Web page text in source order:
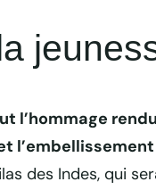
l’hommage
des Indes, qui